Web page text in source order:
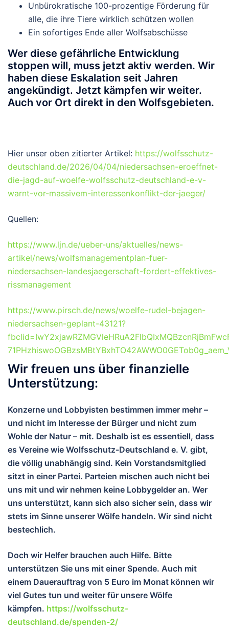
Unbürokratische 100-prozentige Förderung für
alle, die ihre Tiere wirklich schützen wollen
Ein sofortiges Ende aller Wolfsabschüsse
Wer diese gefährliche Entwicklung
stoppen will, muss jetzt aktiv werden. Wir
haben diese Eskalation seit Jahren
angekündigt. Jetzt kämpfen wir weiter.
Auch vor Ort direkt in den Wolfsgebieten.
Hier unser oben zitierter Artikel: https://wolfsschutz-
deutschland.de/2026/04/04/niedersachsen-eroeffnet-
die-jagd-auf-woelfe-wolfsschutz-deutschland-e-v-
warnt-vor-massivem-interessenkonflikt-der-jaeger/
Quellen:
https://www.ljn.de/ueber-uns/aktuelles/news-
artikel/news/wolfsmanagementplan-fuer-
niedersachsen-landesjaegerschaft-fordert-effektives-
rissmanagement
https://www.pirsch.de/news/woelfe-rudel-bejagen-
niedersachsen-geplant-43121?
Wir freuen uns über finanzielle
Unterstützung:
Konzerne und Lobbyisten bestimmen immer mehr –
und nicht im Interesse der Bürger und nicht zum
Wohle der Natur – mit. Deshalb ist es essentiell, dass
es Vereine wie Wolfsschutz-Deutschland e. V. gibt,
die völlig unabhängig sind. Kein Vorstandsmitglied
sitzt in einer Partei. Parteien mischen auch nicht bei
uns mit und wir nehmen keine Lobbygelder an. Wer
uns unterstützt, kann sich also sicher sein, dass wir
stets im Sinne unserer Wölfe handeln. Wir sind nicht
bestechlich.
Doch wir Helfer brauchen auch Hilfe. Bitte
unterstützen Sie uns mit einer Spende. Auch mit
einem Dauerauftrag von 5 Euro im Monat können wir
viel Gutes tun und weiter für unsere Wölfe
kämpfen. https://wolfsschutz-
deutschland.de/spenden-2/